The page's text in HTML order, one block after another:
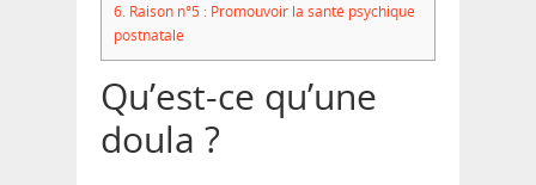
6. Raison n°5 : Promouvoir la santé psychique
postnatale
Qu’est-ce qu’une
doula ?